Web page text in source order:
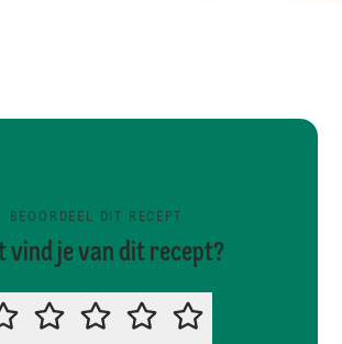
BEOORDEEL DIT RECEPT
vind je van dit recept?
BEOORDEEL DIT RECEPT